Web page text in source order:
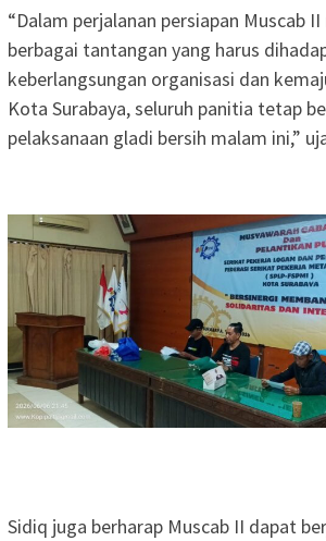
“Dalam perjalanan persiapan Muscab
berbagai tantangan yang harus
keberlangsungan organisasi dan
Kota Surabaya, seluruh panitia tetap
pelaksanaan gladi bersih malam ini,”
Sidiq juga berharap Muscab II dapat